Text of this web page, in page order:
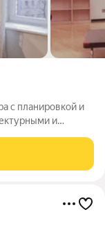
с планировкой и
и
году